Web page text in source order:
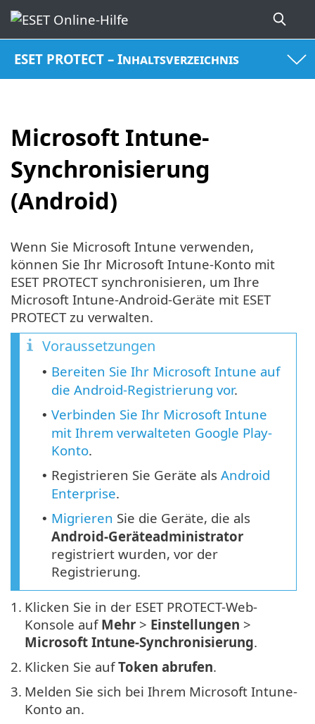
ESET PROTECT – Inhaltsverzeichnis
Microsoft Intune-
Synchronisierung
(Android)
Wenn Sie Microsoft Intune verwenden,
können Sie Ihr Microsoft Intune-Konto mit
ESET PROTECT synchronisieren, um Ihre
Microsoft Intune-Android-Geräte mit ESET
PROTECT zu verwalten.
Voraussetzungen
• Bereiten Sie Ihr Microsoft Intune auf
die Android-Registrierung vor.
• Verbinden Sie Ihr Microsoft Intune
mit Ihrem verwalteten Google Play-
Konto.
• Registrieren Sie Geräte als Android
Enterprise.
• Migrieren Sie die Geräte, die als
Android-Geräteadministrator
registriert wurden, vor der
Registrierung.
1. Klicken Sie in der ESET PROTECT-Web-
Konsole auf Mehr > Einstellungen >
Microsoft Intune-Synchronisierung.
2. Klicken Sie aufToken abrufen.
3. Melden Sie sich bei Ihrem Microsoft Intune-
Konto an.